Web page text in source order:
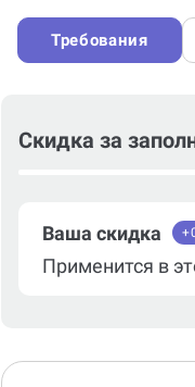
Требования
Скидка за
Ваша скидка +
Применится в